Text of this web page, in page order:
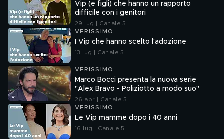
Vip (e figli) che hanno un rapporto
difficile con i genitori
29 lug | Canale 5
VERISSIMO
I Vip che hanno scelto l'adozione
13 lug | Canale 5
VERISSIMO
Marco Bocci presenta la nuova serie
"Alex Bravo - Poliziotto a modo suo"
26 apr | Canale 5
VERISSIMO
Le Vip mamme dopo i 40 anni
16 lug | Canale 5